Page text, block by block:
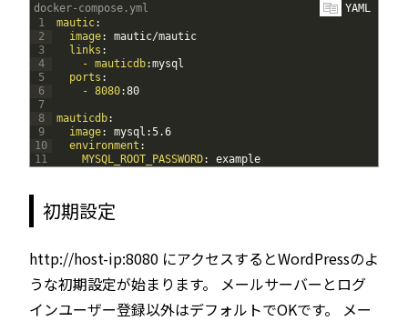
docker-compose.yml
YAML
1
2
3
4
5
6
7
8
9
10
11
mautic:
image: mautic/mautic
links :
- mauticdb:mysql
ports :
- 8080:80
mauticdb:
image: mysql :5.6
environment :
MYSQL_ROOT_PASSWORD: example
初期設定
http://host-ip:8080 にアクセスするとWordPressのよ
うな初期設定が始まります。 メールサーバーとログ
インユーザー登録以外はデフォルトでOKです。 メー